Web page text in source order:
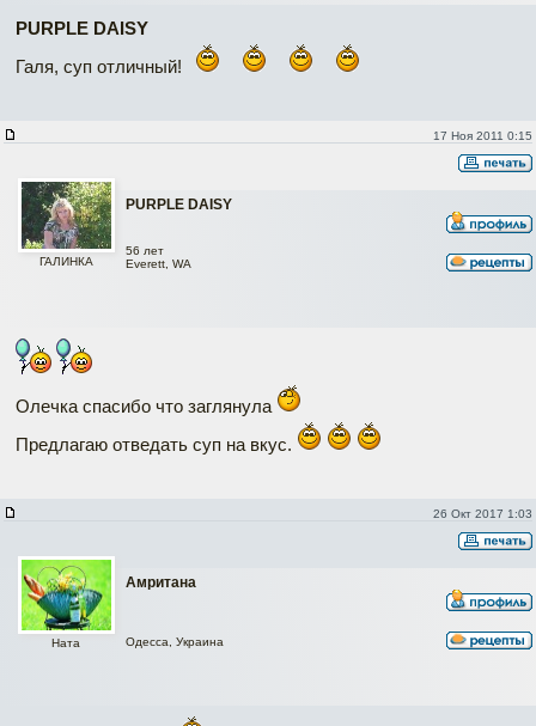
PURPLE DAISY
Галя, суп отличный!
17 Ноя 2011 0:15
PURPLE DAISY
ГАЛИНКА
56 лет
Everett, WA
Олечка спасибо что заглянула
Предлагаю отведать суп на вкус.
26 Окт 2017 1:03
Амритана
Ната Одесса, Украина